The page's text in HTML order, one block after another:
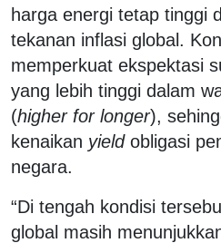
harga energi tetap tinggi
tekanan inflasi global.
memperkuat ekspektasi
yang lebih tinggi dalam
(higher for longer),
kenaikan yieldobligasi
negara.
“Di tengah kondisi
global masih